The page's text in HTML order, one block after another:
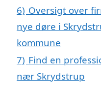
6) Oversigt over
nye døre i
kommune
7) Find en
nær Skrydstrup